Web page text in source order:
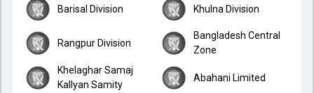
Barisal Division Khulna Division
Rangpur Division
Bangladesh Central
Zone
Khelaghar Samaj
Kallyan Samity
Abahani Limited